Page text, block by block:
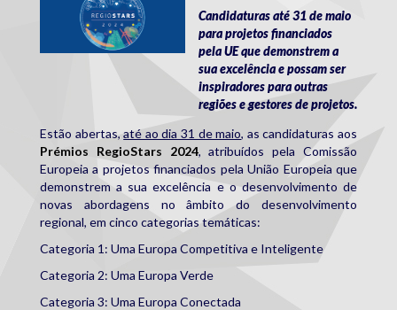
Candidaturas até 31 de maio
para projetos financiados
pela UE que demonstrem a
sua excelência e possam ser
inspiradores para outras
regiões e gestores de projetos.
Estão abertas,até ao dia 31 de maio, as candidaturas aos
Prémios RegioStars 2024, atribuídos pela Comissão
Europeia a projetos financiados pela União Europeia que
demonstrem a sua excelência e o desenvolvimento de
novas abordagens no âmbito do desenvolvimento
regional, em cinco categorias temáticas:
Categoria 1: Uma Europa Competitiva e Inteligente
Categoria 2: Uma Europa Verde
Categoria 3: Uma Europa Conectada